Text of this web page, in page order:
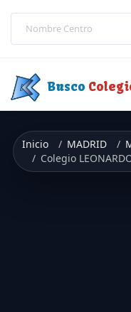
Busco
Inicio MADRID
Colegio